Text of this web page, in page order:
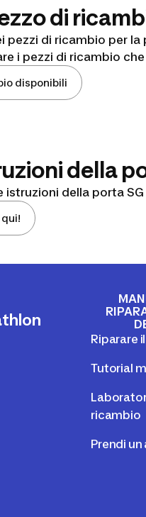
di
pezzi di ricambio per
i pezzi di ricambio
disponibili
della
istruzioni della porta
Riparare
Tutorial
ricambio
Prendi